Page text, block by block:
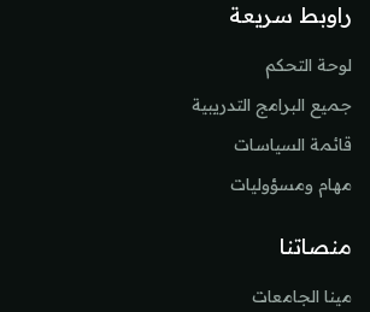
راوبط سريعة
لوحة التحكم
جميع البرامج التدريبية
قائمة السياسات
مهام ومسؤوليات
منصاتنا
مينا الجامعات